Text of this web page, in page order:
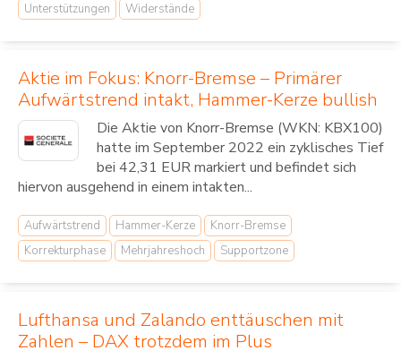
Unterstützungen
Widerstände
Aktie im Fokus: Knorr-Bremse – Primärer
Aufwärtstrend intakt, Hammer-Kerze bullish
Die Aktie von Knorr-Bremse (WKN: KBX100)
hatte im September 2022 ein zyklisches Tief
bei 42,31 EUR markiert und befindet sich
hiervon ausgehend in einem intakten...
Aufwärtstrend Hammer-Kerze
Knorr-Bremse
Korrekturphase
Mehrjahreshoch Supportzone
Lufthansa und Zalando enttäuschen mit
Zahlen – DAX trotzdem im Plus